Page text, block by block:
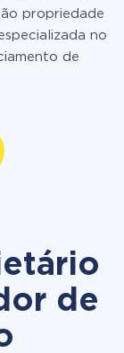
propriedade
no
de
de